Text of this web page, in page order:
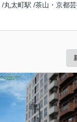
/丸太町駅 /茶山・京都